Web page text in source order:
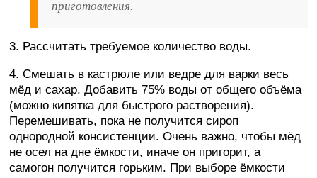
приготовления.
3. Рассчитать требуемое количество воды.
4. Смешать в кастрюле или ведре для варки весь
мёд и сахар. Добавить 75% воды от общего объёма
(можно кипятка для быстрого растворения).
Перемешивать, пока не получится сироп
однородной консистенции. Очень важно, чтобы мёд
не осел на дне ёмкости, иначе он пригорит, а
самогон получится горьким. При выборе ёмкости